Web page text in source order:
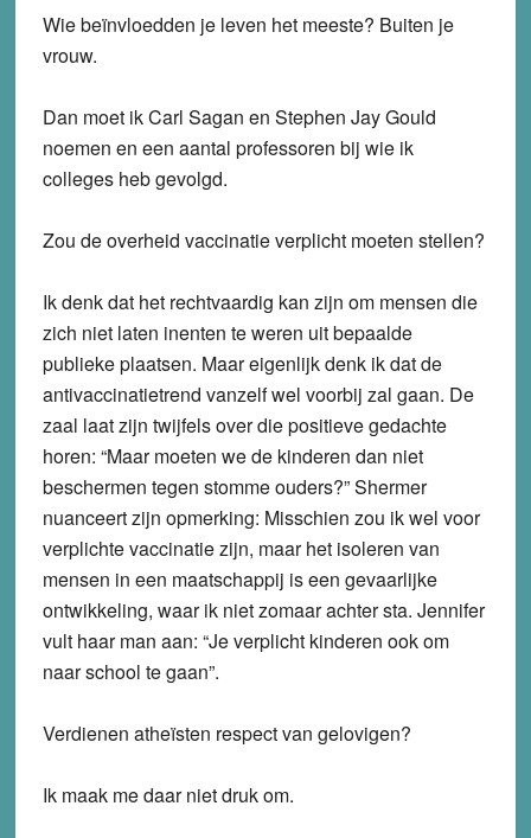
Wie beïnvloedden je leven het meeste? Buiten je
vrouw.
Dan moet ik Carl Sagan en Stephen Jay Gould
noemen en een aantal professoren bij wie ik
colleges heb gevolgd.
Zou de overheid vaccinatie verplicht moeten stellen?
Ik denk dat het rechtvaardig kan zijn om mensen die
zich niet laten inenten te weren uit bepaalde
publieke plaatsen. Maar eigenlijk denk ik dat de
antivaccinatietrend vanzelf wel voorbij zal gaan. De
zaal laat zijn twijfels over die positieve gedachte
horen: “Maar moeten we de kinderen dan niet
beschermen tegen stomme ouders?” Shermer
nuanceert zijn opmerking: Misschien zou ik wel voor
verplichte vaccinatie zijn, maar het isoleren van
mensen in een maatschappij is een gevaarlijke
ontwikkeling, waar ik niet zomaar achter sta. Jennifer
vult haar man aan: “Je verplicht kinderen ook om
naar school te gaan”.
Verdienen atheïsten respect van gelovigen?
Ik maak me daar niet druk om.